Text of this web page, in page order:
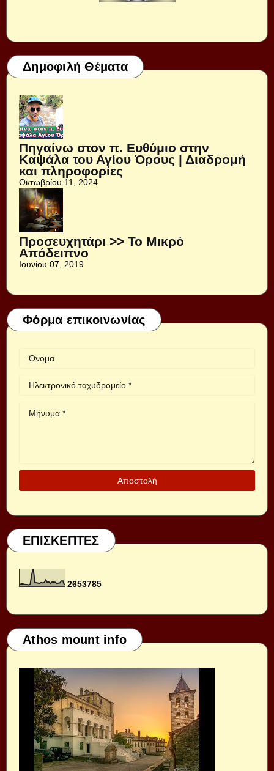
Δημοφιλή Θέματα
Πηγαίνω στον π. Ευθύμιο στην
Καψάλα του Αγίου Όρους | Διαδρομή
και πληροφορίες
Οκτωβρίου 11, 2024
Προσευχητάρι >> Το Μικρό
Απόδειπνο
Ιουνίου 07, 2019
Φόρμα επικοινωνίας
ΕΠΙΣΚΕΠΤΕΣ
2653785
Athos mount info